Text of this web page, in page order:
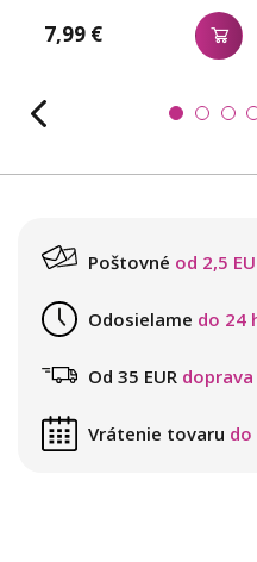
7,99 €
Poštovné od 2,5
Odosielame do 24
Od 35 EUR
Vrátenie tovaru do